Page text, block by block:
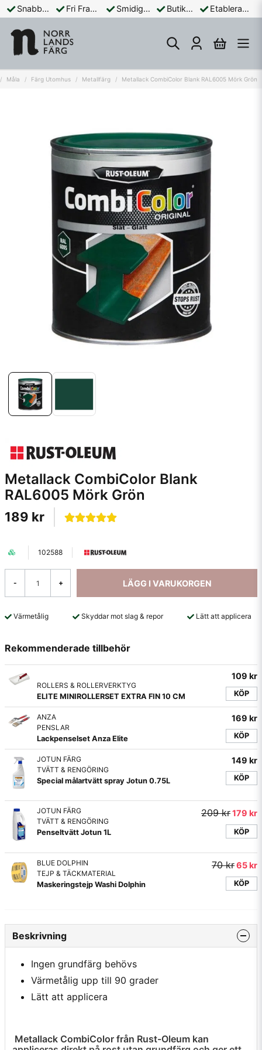
Snabba Leveranser Fri Frakt Över 899:- Smidiga Betalningar Butik och Online Etablerad Sedan 1965
Måla Färg Utomhus Metallfärg Metallack CombiColor Blank RAL6005 Mörk Grön
Metallack CombiColor Blank
RAL6005 Mörk Grön
189 kr
102588
- + LÄGG I VARUKORGEN
Värmetålig Skyddar mot slag & repor Lätt att applicera
Rekommenderade tillbehör
ROLLERS & ROLLERVERKTYG
ELITE MINIROLLERSET EXTRA FIN 10 CM
109 kr
KÖP
ANZA
PENSLAR
Lackpenselset Anza Elite
169 kr
KÖP
JOTUN FÄRG
TVÄTT & RENGÖRING
Special målartvätt spray Jotun 0.75L
149 kr
KÖP
JOTUN FÄRG
TVÄTT & RENGÖRING
Penseltvätt Jotun 1L
209 kr179 kr
KÖP
BLUE DOLPHIN
TEJP & TÄCKMATERIAL
Maskeringstejp Washi Dolphin
70 kr65 kr
KÖP
Beskrivning
Ingen grundfärg behövs
Värmetålig upp till 90 grader
Lätt att applicera
Metallack CombiColor från Rust-Oleum kan